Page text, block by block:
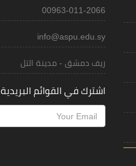
00963-011-2066
info@aspu.edu.sy
ريف دمشق - مدينة التل
اشترك في القوائم البريدية